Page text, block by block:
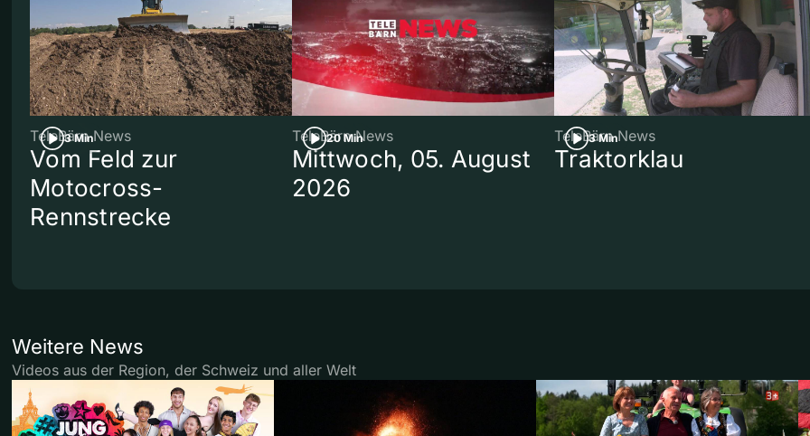
3 Min
TeleBärn News
Vom Feld zur
Motocross-
Rennstrecke
20 Min
TeleBärn News
Mittwoch, 05. August
2026
3 Min
TeleBärn News
Traktorklau
Weitere News
Videos aus der Region, der Schweiz und aller Welt